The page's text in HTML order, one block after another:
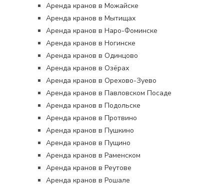
Аренда кранов в Можайске
Аренда кранов в Мытищах
Аренда кранов в Наро-Фоминске
Аренда кранов в Ногинске
Аренда кранов в Одинцово
Аренда кранов в Озёрах
Аренда кранов в Орехово-Зуево
Аренда кранов в Павловском Посаде
Аренда кранов в Подольске
Аренда кранов в Протвино
Аренда кранов в Пушкино
Аренда кранов в Пущино
Аренда кранов в Раменском
Аренда кранов в Реутове
Аренда кранов в Рошале